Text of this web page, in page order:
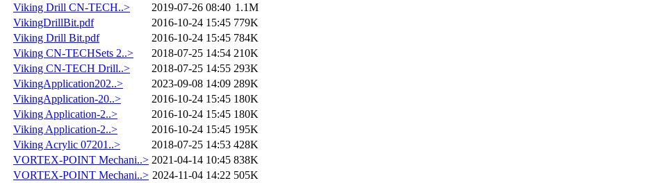
Viking Drill CN-TECH..>
2019-07-26 08:40 1.1M
VikingDrillBit.pdf
2016-10-24 15:45 779K
Viking Drill Bit.pdf
2016-10-24 15:45 784K
Viking CN-TECHSets 2..>
2018-07-25 14:54 210K
Viking CN-TECH Drill..>
2018-07-25 14:55 293K
VikingApplication202..>
2023-09-08 14:09 289K
VikingApplication-20..>
2016-10-24 15:45 180K
Viking Application-2..>
2016-10-24 15:45 180K
Viking Application-2..>
2016-10-24 15:45 195K
Viking Acrylic 07201..>
2018-07-25 14:53 428K
VORTEX-POINT Mechani..> 2021-04-14 10:45 838K
VORTEX-POINT Mechani..> 2024-11-04 14:22 505K